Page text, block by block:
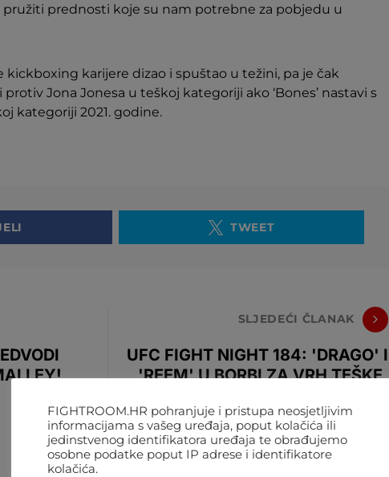
pružiti prednosti koje su nam potrebne za pobjedu u
kickboxing karijere dizao i spuštao u težini, pa je čak
Jona Jonesa u teškoj kategoriji ako ‘Bones’ nastavi s
kategoriji 2021. godine.
TWEET
SLJEDEĆI ČLANAK
UFC FIGHT NIGHT 184: 'DRAGO' I
'REEM' U BORBI ZA VRH TEŠKE,
FIGHTROOM.HR pohranjuje i pristupa neosjetljivim
informacijama s vašeg uređaja, poput kolačića ili
jedinstvenog identifikatora uređaja te obrađujemo
osobne podatke poput IP adrese i identifikatore
kolačića.